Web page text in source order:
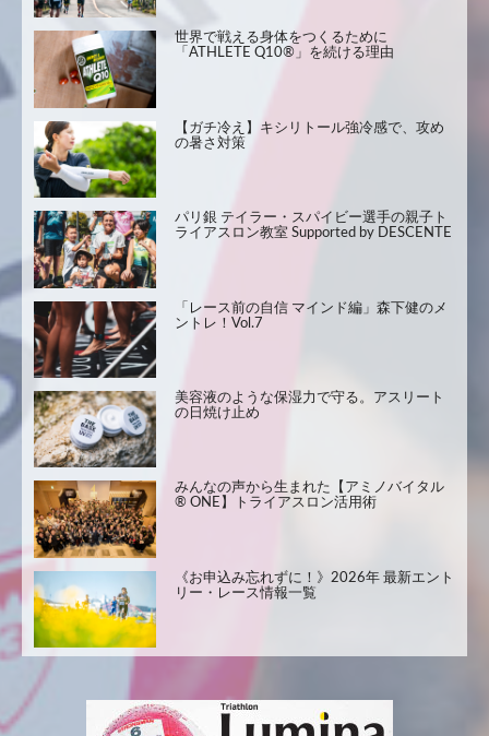
世界で戦える身体をつくるために
「ATHLETE Q10®」を続ける理由
【ガチ冷え】キシリトール強冷感で、攻め
の暑さ対策
パリ銀 テイラー・スパイビー選手の親子ト
ライアスロン教室 Supported by DESCENTE
「レース前の自信 マインド編」森下健のメ
ントレ！Vol.7
美容液のような保湿力で守る。アスリート
の日焼け止め
みんなの声から生まれた【アミノバイタル
® ONE】トライアスロン活用術
《お申込み忘れずに！》2026年 最新エント
リー・レース情報一覧